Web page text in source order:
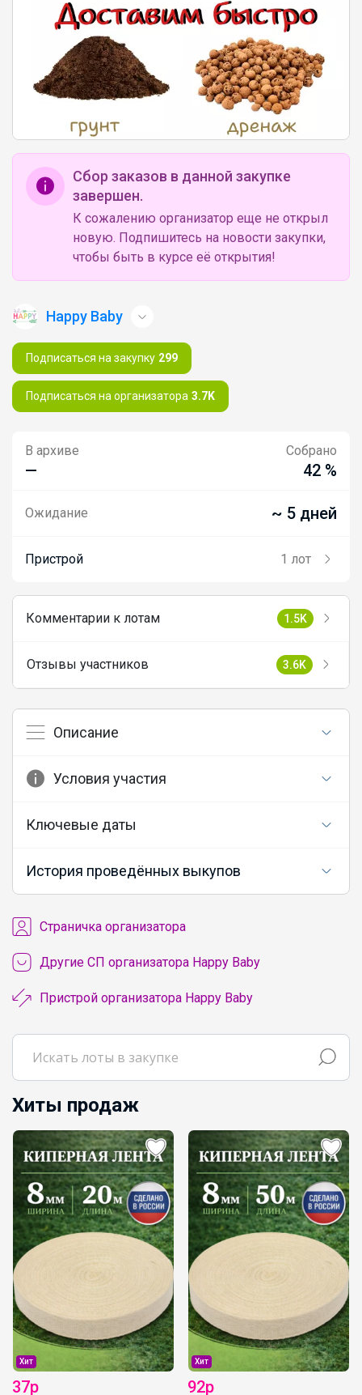
Сбор заказов в данной закупке
завершен.
К сожалению организатор еще не открыл
новую. Подпишитесь на новости закупки,
чтобы быть в курсе её открытия!
Happy Baby
Подписаться на закупку 299
Подписаться на организатора 3.7K
В архиве
—
Собрано
42 %
Ожидание ~ 5 дней
Пристрой 1 лот
Комментарии к лотам 1.5K
Отзывы участников 3.6K
Описание
Условия участия
Ключевые даты
История проведённых выкупов
Cтраничка организатора
Другие СП организатора Happy Baby
Пристрой организатора Happy Baby
Хиты продаж
Хит
37р
Хит
92р